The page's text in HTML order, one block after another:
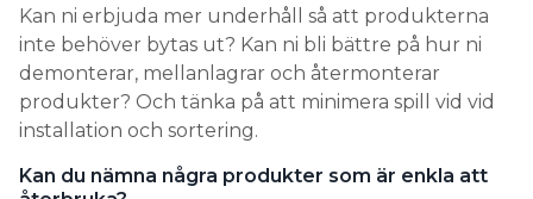
Kan ni erbjuda mer underhåll så att produkterna
inte behöver bytas ut? Kan ni bli bättre på hur ni
demonterar, mellanlagrar och återmonterar
produkter? Och tänka på att minimera spill vid vid
installation och sortering.
Kan du nämna några produkter som är enkla att